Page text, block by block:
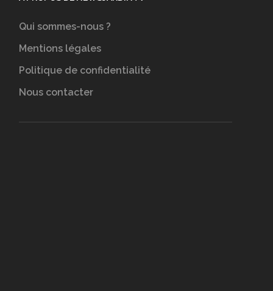
Qui sommes-nous ?
Mentions légales
Politique de confidentialité
Nous contacter